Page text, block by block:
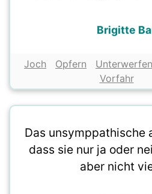
Brigitte
Joch Opfern Unterwerfen
Vorfahr
Das unsymppathische
dass sie nur ja oder
aber nicht